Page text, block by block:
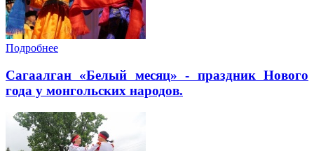
Подробнее
Cагаалган «Белый месяц» - праздник Нового
года у монгольских народов.